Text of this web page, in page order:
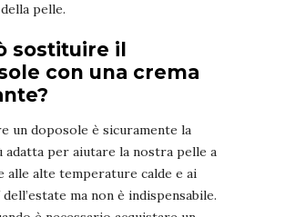
della pelle.
sostituire il
con una crema
un doposole è sicuramente la
adatta per aiutare la nostra pelle a
alle alte temperature calde e ai
ma non è indispensabile.